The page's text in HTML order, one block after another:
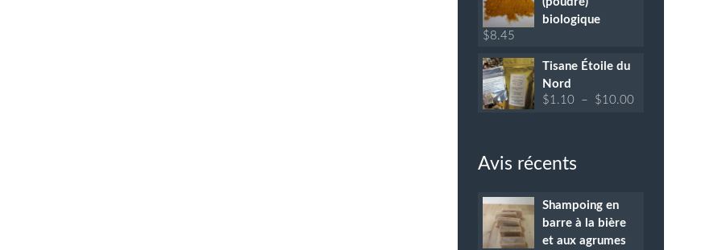
biologique
$8.45
Tisane Étoile du
Nord
$1.10 – $10.00
Avis récents
Shampoing en
barre à la bière
et aux agrumes